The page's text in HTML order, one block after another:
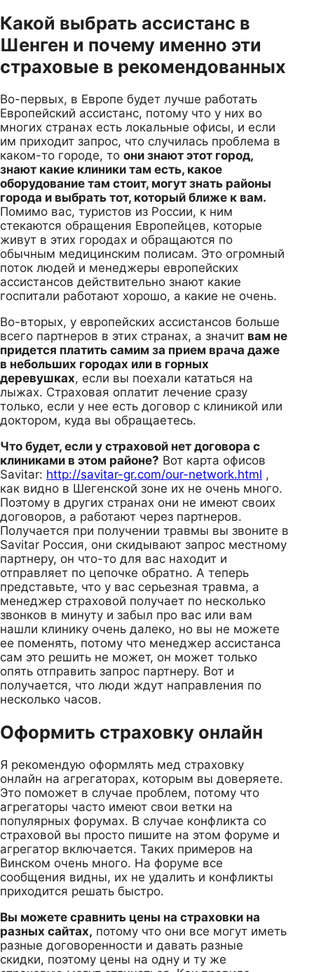
Какой выбрать ассистанс в
Шенген и почему именно эти
страховые в рекомендованных
Во-первых, в Европе будет лучше работать
Европейский ассистанс, потому что у них во
многих странах есть локальные офисы, и если
им приходит запрос, что случилась проблема в
каком-то городе, то они знают этот город,
знают какие клиники там есть, какое
оборудование там стоит, могут знать районы
города и выбрать тот, который ближе к вам.
Помимо вас, туристов из России, к ним
стекаются обращения Европейцев, которые
живут в этих городах и обращаются по
обычным медицинским полисам. Это огромный
поток людей и менеджеры европейских
ассистансов действительно знают какие
госпитали работают хорошо, а какие не очень.
Во-вторых, у европейских ассистансов больше
всего партнеров в этих странах, а значит вам не
придется платить самим за прием врача даже
в небольших городах или в горных
деревушках, если вы поехали кататься на
лыжах. Страховая оплатит лечение сразу
только, если у нее есть договор с клиникой или
доктором, куда вы обращаетесь.
Что будет, если у страховой нет договора с
клиниками в этом районе? Вот карта офисов
Savitar: http://savitar-gr.com/our-network.html ,
как видно в Шегенской зоне их не очень много.
Поэтому в других странах они не имеют своих
договоров, а работают через партнеров.
Получается при получении травмы вы звоните в
Savitar Россия, они скидывают запрос местному
партнеру, он что-то для вас находит и
отправляет по цепочке обратно. А теперь
представьте, что у вас серьезная травма, а
менеджер страховой получает по несколько
звонков в минуту и забыл про вас или вам
нашли клинику очень далеко, но вы не можете
ее поменять, потому что менеджер ассистанса
сам это решить не может, он может только
опять отправить запрос партнеру. Вот и
получается, что люди ждут направления по
несколько часов.
Оформить страховку онлайн
Я рекомендую оформлять мед страховку
онлайн на агрегаторах, которым вы доверяете.
Это поможет в случае проблем, потому что
агрегаторы часто имеют свои ветки на
популярных форумах. В случае конфликта со
страховой вы просто пишите на этом форуме и
агрегатор включается. Таких примеров на
Винском очень много. На форуме все
сообщения видны, их не удалить и конфликты
приходится решать быстро.
Вы можете сравнить цены на страховки на
разных сайтах, потому что они все могут иметь
разные договоренности и давать разные
скидки, поэтому цены на одну и ту же